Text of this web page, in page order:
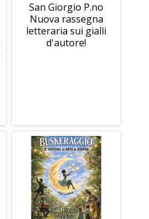
San Giorgio P.no
Nuova rassegna
letteraria sui gialli
d'autore!